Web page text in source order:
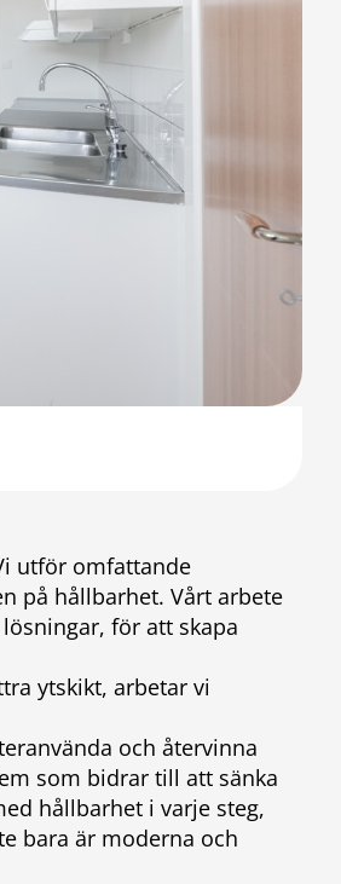
utför omfattande
på hållbarhet. Vårt arbete
för att skapa
ytskikt, arbetar vi
och återvinna
som bidrar till att sänka
hållbarhet i varje steg,
bara är moderna och